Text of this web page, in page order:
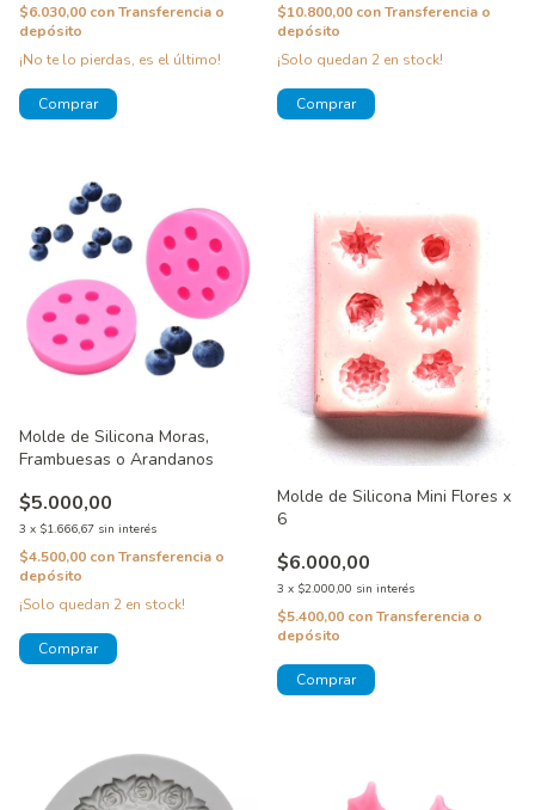
$6.030,00 conTransferencia o
depósito
¡No te lo pierdas, es el último!
$10.800,00 conTransferencia o
depósito
¡Solo quedan 2 en stock!
Molde de Silicona Moras,
Frambuesas o Arandanos
$5.000,00
3 x $1.666,67 sin interés
$4.500,00 conTransferencia o
depósito
¡Solo quedan 2 en stock!
Molde de Silicona Mini Flores x
6
$6.000,00
3 x $2.000,00 sin interés
$5.400,00 conTransferencia o
depósito